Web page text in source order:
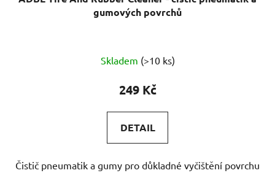
gumových povrchů
Skladem (>10 ks)
249 Kč
DETAIL
Čistič pneumatik a gumy pro důkladné vyčištění povrchu